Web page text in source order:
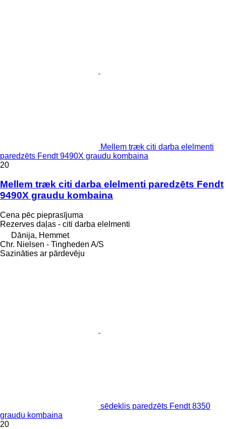
Mellem træk citi darba elelmenti
paredzēts Fendt 9490X graudu kombaina
20
Mellem træk citi darba elelmenti paredzēts Fendt
9490X graudu kombaina
Cena pēc pieprasījuma
Rezerves daļas - citi darba elelmenti
Dānija, Hemmet
Chr. Nielsen - Tingheden A/S
Sazināties ar pārdevēju
sēdeklis paredzēts Fendt 8350
graudu kombaina
20